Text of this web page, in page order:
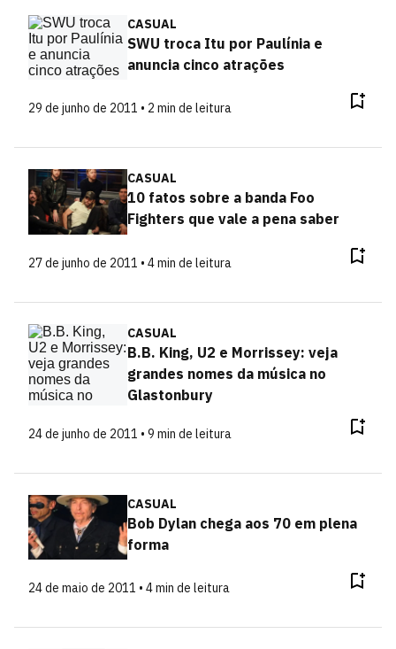
CASUAL
SWU troca Itu por Paulínia e
anuncia cinco atrações
29 de junho de 2011 • 2 min de leitura
CASUAL
10 fatos sobre a banda Foo
Fighters que vale a pena saber
27 de junho de 2011 • 4 min de leitura
CASUAL
B.B. King, U2 e Morrissey: veja
grandes nomes da música no
Glastonbury
24 de junho de 2011 • 9 min de leitura
CASUAL
Bob Dylan chega aos 70 em plena
forma
24 de maio de 2011 • 4 min de leitura